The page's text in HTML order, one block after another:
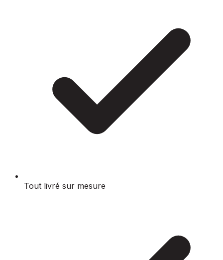
Tout livré sur mesure